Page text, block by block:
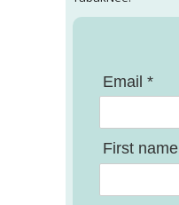
Email *
First name